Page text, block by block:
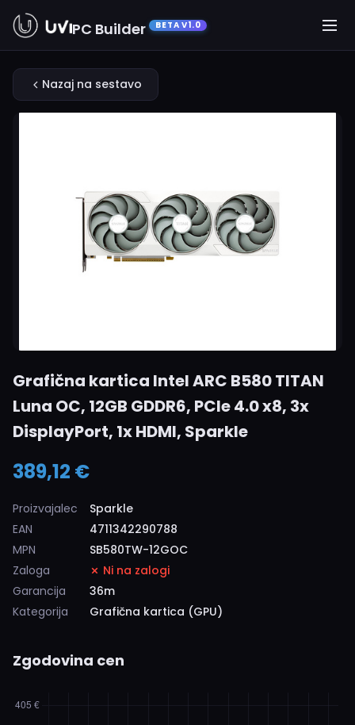
PC Builder BETA V1.0
Nazaj na sestavo
Grafična kartica Intel ARC B580 TITAN
Luna OC, 12GB GDDR6, PCIe 4.0 x8, 3x
DisplayPort, 1x HDMI, Sparkle
389,12 €
Proizvajalec
Sparkle
EAN
4711342290788
MPN
SB580TW-12GOC
Zaloga
Ni na zalogi
Garancija
36m
Kategorija
Grafična kartica (GPU)
Zgodovina cen